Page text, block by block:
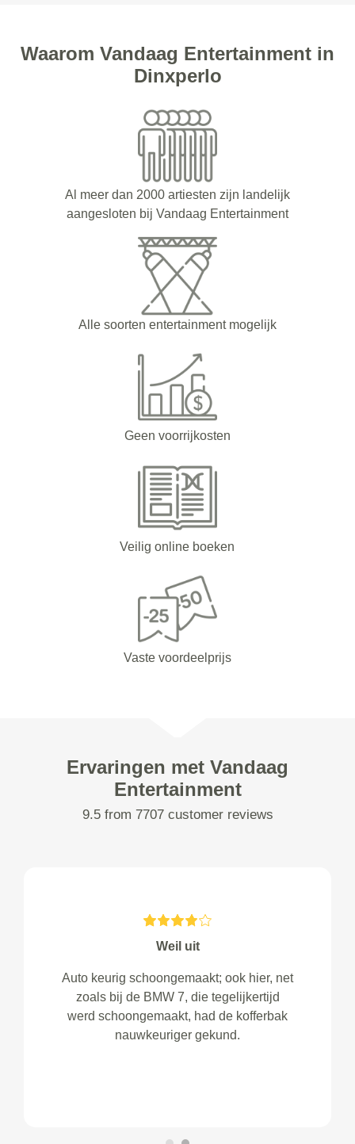
Waarom Vandaag Entertainment in
Dinxperlo
Al meer dan 2000 artiesten zijn landelijk
aangesloten bij Vandaag Entertainment
Alle soorten entertainment mogelijk
Geen voorrijkosten
Veilig online boeken
Vaste voordeelprijs
Ervaringen met Vandaag
Entertainment
9.5 from 7707 customer reviews
Weil uit
Auto keurig schoongemaakt; ook hier, net
zoals bij de BMW 7, die tegelijkertijd
werd schoongemaakt, had de kofferbak
nauwkeuriger gekund.